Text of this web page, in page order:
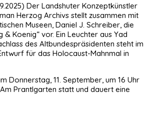
Der Landshuter Konzeptkünstler
Herzog Archivs stellt zusammen mit
Museen, Daniel J. Schreiber, die
Koenig“ vor. Ein Leuchter aus Yad
des Altbundespräsidenten steht im
für das Holocaust-Mahnmal in
Donnerstag, 11. September, um 16 Uhr
Am Prantlgarten statt und dauert eine